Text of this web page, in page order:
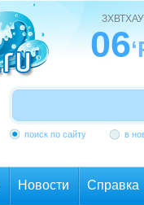
ЗХВТХАУ
06
поиск по сайту в
Новости Справка